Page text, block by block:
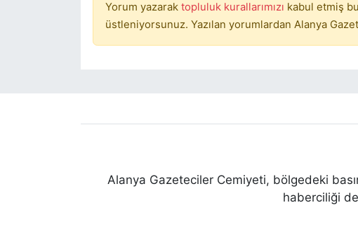
Yorum yazarak topluluk kurallarımızı kabul etmiş
üstleniyorsunuz. Yazılan yorumlardan Alanya
Alanya Gazeteciler Cemiyeti, bölgedeki
haberciliği